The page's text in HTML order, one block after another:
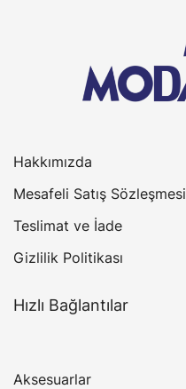
Hakkımızda
Mesafeli Satış Sözleşmesi
Teslimat ve İade
Gizlilik Politikası
Hızlı Bağlantılar
Aksesuarlar